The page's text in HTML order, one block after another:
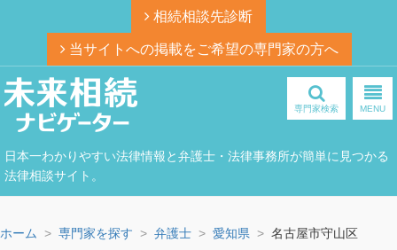
相続相談先診断
当サイトへの掲載をご希望の専門家の方へ
日本一わかりやすい法律情報と弁護士・法律事務所が簡単に見つかる
法律相談サイト。
専門家検索 MENU
ホーム 専門家を探す 弁護士 愛知県 名古屋市守山区